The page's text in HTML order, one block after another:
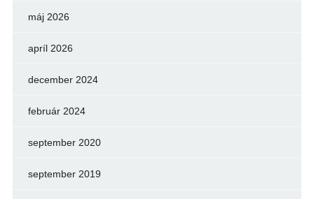
máj 2026
apríl 2026
december 2024
február 2024
september 2020
september 2019